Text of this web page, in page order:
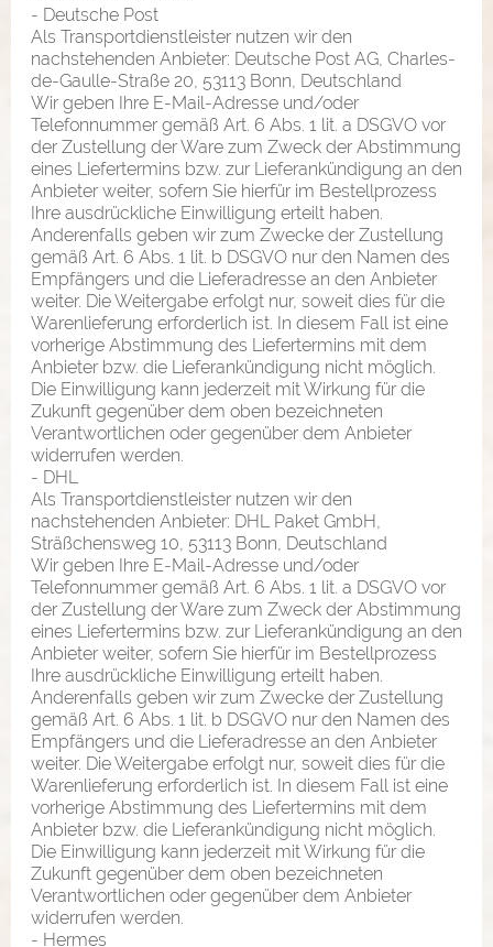
- Deutsche Post
Als Transportdienstleister nutzen wir den
nachstehenden Anbieter: Deutsche Post AG, Charles-
de-Gaulle-Straße 20, 53113 Bonn, Deutschland
Wir geben Ihre E-Mail-Adresse und/oder
Telefonnummer gemäß Art. 6 Abs. 1 lit. a DSGVO vor
der Zustellung der Ware zum Zweck der Abstimmung
eines Liefertermins bzw. zur Lieferankündigung an den
Anbieter weiter, sofern Sie hierfür im Bestellprozess
Ihre ausdrückliche Einwilligung erteilt haben.
Anderenfalls geben wir zum Zwecke der Zustellung
gemäß Art. 6 Abs. 1 lit. b DSGVO nur den Namen des
Empfängers und die Lieferadresse an den Anbieter
weiter. Die Weitergabe erfolgt nur, soweit dies für die
Warenlieferung erforderlich ist. In diesem Fall ist eine
vorherige Abstimmung des Liefertermins mit dem
Anbieter bzw. die Lieferankündigung nicht möglich.
Die Einwilligung kann jederzeit mit Wirkung für die
Zukunft gegenüber dem oben bezeichneten
Verantwortlichen oder gegenüber dem Anbieter
widerrufen werden.
- DHL
Als Transportdienstleister nutzen wir den
nachstehenden Anbieter: DHL Paket GmbH,
Sträßchensweg 10, 53113 Bonn, Deutschland
Wir geben Ihre E-Mail-Adresse und/oder
Telefonnummer gemäß Art. 6 Abs. 1 lit. a DSGVO vor
der Zustellung der Ware zum Zweck der Abstimmung
eines Liefertermins bzw. zur Lieferankündigung an den
Anbieter weiter, sofern Sie hierfür im Bestellprozess
Ihre ausdrückliche Einwilligung erteilt haben.
Anderenfalls geben wir zum Zwecke der Zustellung
gemäß Art. 6 Abs. 1 lit. b DSGVO nur den Namen des
Empfängers und die Lieferadresse an den Anbieter
weiter. Die Weitergabe erfolgt nur, soweit dies für die
Warenlieferung erforderlich ist. In diesem Fall ist eine
vorherige Abstimmung des Liefertermins mit dem
Anbieter bzw. die Lieferankündigung nicht möglich.
Die Einwilligung kann jederzeit mit Wirkung für die
Zukunft gegenüber dem oben bezeichneten
Verantwortlichen oder gegenüber dem Anbieter
widerrufen werden.
- Hermes